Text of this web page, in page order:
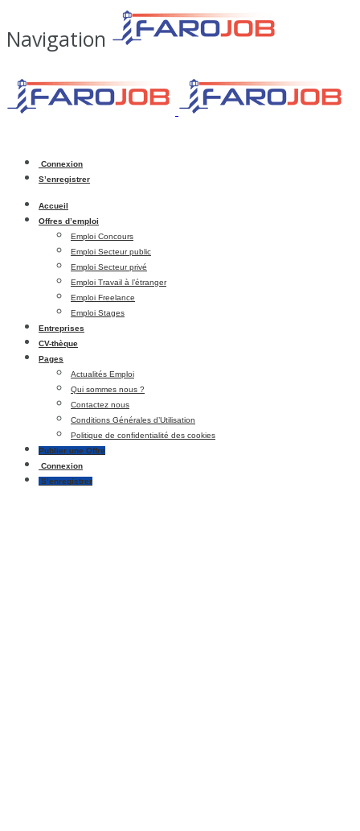
Navigation
Connexion
S’enregistrer
Accueil
Offres d’emploi
Emploi Concours
Emploi Secteur public
Emploi Secteur privé
Emploi Travail à l’étranger
Emploi Freelance
Emploi Stages
Entreprises
CV-thèque
Pages
Actualités Emploi
Qui sommes nous ?
Contactez nous
Conditions Générales d’Utilisation
Politique de confidentialité des cookies
Publier une Offre
Connexion
S’enregistrer